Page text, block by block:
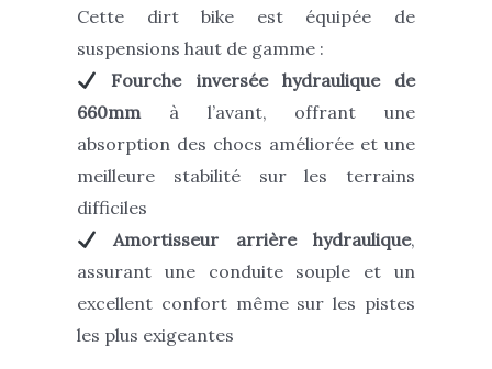
Cette dirt bike est équipée de
suspensions haut de gamme :
Fourche inversée hydraulique de
660mmà l’avant, offrant une
absorption des chocs améliorée et une
meilleure stabilitésur les terrains
difficiles
Amortisseur arrière hydraulique,
assurant une conduite souple et un
excellent confort même sur les pistes
les plus exigeantes